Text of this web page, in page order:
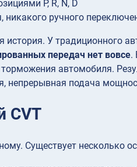
P, R, N, D
никакого ручного
У традиционного
передач нет вовсе.
автомобиля.
непрерывная подача
CVT
Существует несколько